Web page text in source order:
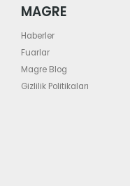
MAGRE
Haberler
Fuarlar
Magre Blog
Gizlilik Politikaları